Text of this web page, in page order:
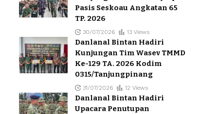
Pasis Seskoau Angkatan 65
TP. 2026
30/07/2026 13 Views
Danlanal Bintan Hadiri
Kunjungan Tim Wasev TMMD
Ke-129 TA. 2026 Kodim
0315/Tanjungpinang
31/07/2026 12 Views
Danlanal Bintan Hadiri
Upacara Penutupan